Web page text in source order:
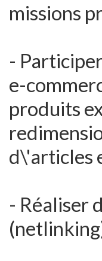
missions
-
e-
produits
d\'articles
- Réaliser